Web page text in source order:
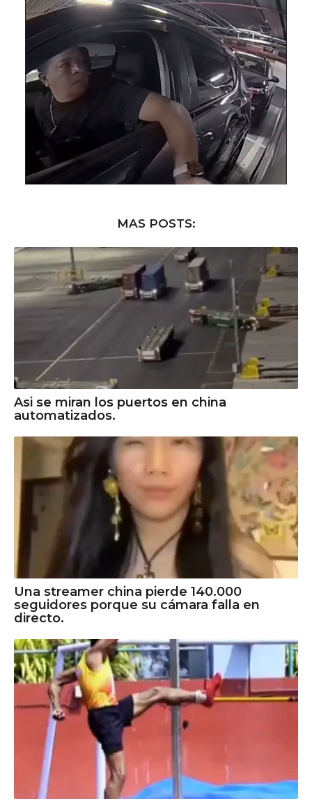
MAS POSTS:
Asi se miran los puertos en china
automatizados.
Una streamer china pierde 140.000
seguidores porque su cámara falla en
directo.